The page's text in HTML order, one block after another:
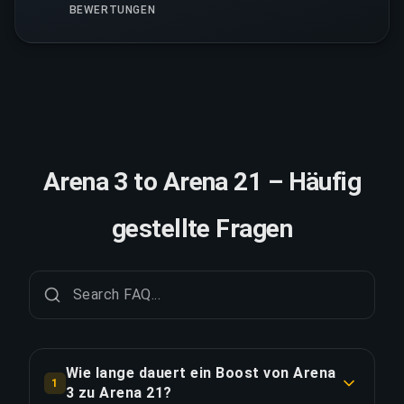
BEWERTUNGEN
Arena 3 to Arena 21 – Häufig
gestellte Fragen
1
Wie lange dauert ein Boost von Arena
3 zu Arena 21?